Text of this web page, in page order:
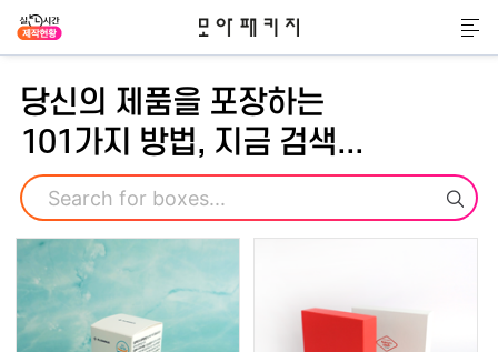
모아패키지
메
당신의 제품을 포장하는
101가지 방법, 지금 검색...
검색